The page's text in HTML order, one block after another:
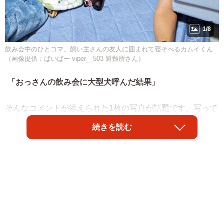
1/8
飲み会中のひとコマ。飼い主さんの友人に囲まれて寝そべるカムイくん
（画像提供：ばいぱー viper__503 避難所さん）
「おっさんの飲み会に大型犬呼んだ結果」
そんなコメントが添えられた1枚の写真が話題です。写って
いるのは、ジャーマン・シェパード・ドッグの「カムイ」
くん（取材時、1歳7カ月・男の子）と、飼い主のXユーザ
続きを読む